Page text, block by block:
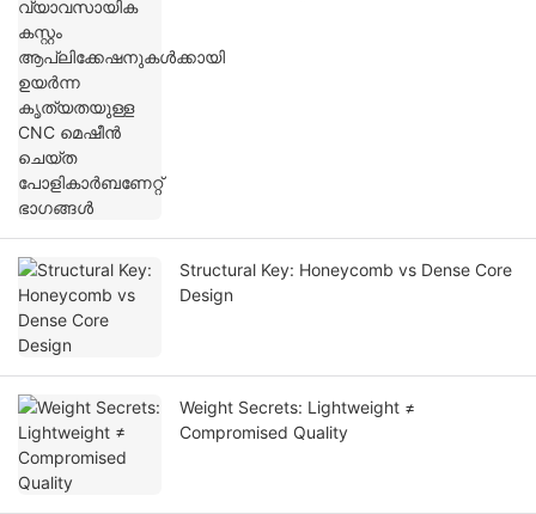
Structural Key: Honeycomb vs Dense Core
Design
Weight Secrets: Lightweight ≠
Compromised Quality